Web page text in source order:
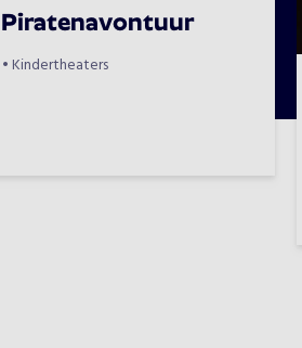
Piratenavontuur
• Kindertheaters